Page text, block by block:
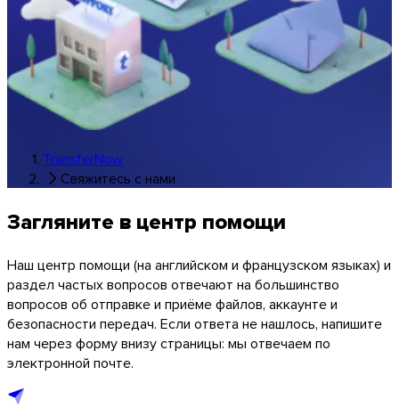
Музыка и студии
Все отраслевые решения
Передачи под вашим брендом
Программы
TransferNow
Свяжитесь с нами
Загляните в центр помощи
Наш центр помощи (на английском и французском языках) и
раздел частых вопросов отвечают на большинство
вопросов об отправке и приёме файлов, аккаунте и
безопасности передач. Если ответа не нашлось, напишите
нам через форму внизу страницы: мы отвечаем по
электронной почте.